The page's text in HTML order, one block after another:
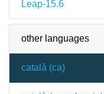
Leap-15.6
other languages
català (ca)